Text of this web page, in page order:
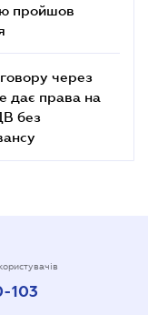
пройшов
через
дає права на
без
103